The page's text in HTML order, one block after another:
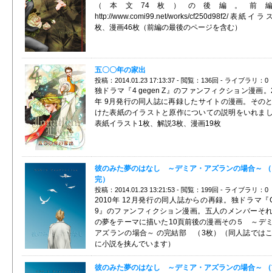
（本文74枚）の後編。前
http://www.comi99.net/works/cf250d98f2/表紙イラ
枚、漫画46枚（前編の最後のページを含む）
五〇〇年の家出
投稿：2014.01.23 17:13:37 - 閲覧：136回 - ライブラリ：0
独ドラマ『4 gegen Z』のファンフィクション漫画
年 9月発行の同人誌に再録したサイトの漫画。その
けた表紙のイラストと原作についての説明をいれま
表紙イラスト1枚、解説3枚、漫画19枚
彼のみた夢のはなし ～デミア・アズランの場合～
完）
投稿：2014.01.23 13:21:53 - 閲覧：199回 - ライブラリ：0
2010年 12月発行の同人誌からの再録。独ドラマ『
9』のファンフィクション漫画。五人のメンバーそ
の夢をテーマに描いた10頁前後の漫画その５ ～デ
アズランの場合～ の完結部 （3枚）（同人誌では
に小説を挟んでいます）
彼のみた夢のはなし ～デミア・アズランの場合～